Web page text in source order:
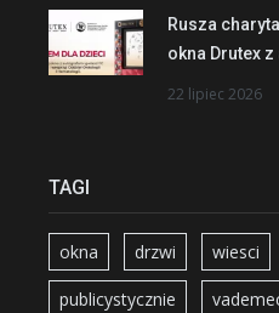
Rusza
okna Drutex
22 lipiec 2026
TAGI
okna drzwi wiesci
publicystycznie